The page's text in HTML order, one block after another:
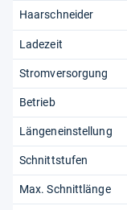
Haarschneider
Ladezeit
Stromversorgung
Betrieb
Längeneinstellung
Schnittstufen
Max. Schnittlänge